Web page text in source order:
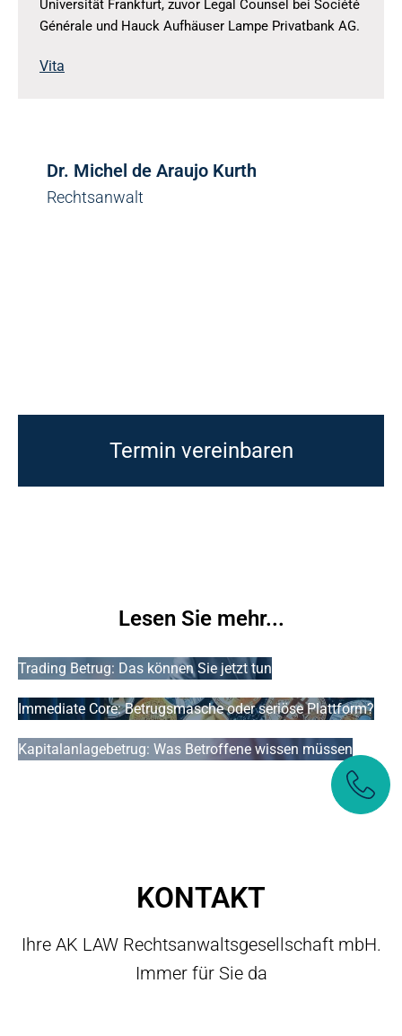
Universität Frankfurt, zuvor Legal Counsel bei Société
Générale und Hauck Aufhäuser Lampe Privatbank AG.
Vita
Dr. Michel de Araujo Kurth
Rechtsanwalt
Termin vereinbaren
Lesen Sie mehr...
Trading Betrug: Das können Sie jetzt tun
Immediate Core: Betrugsmasche oder seriöse Plattform?
Kapitalanlagebetrug: Was Betroffene wissen müssen
KONTAKT
Ihre AK LAW Rechtsanwaltsgesellschaft mbH.
Immer für Sie da